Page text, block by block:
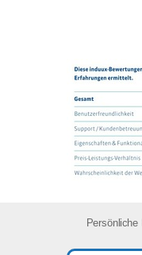
Persönliche